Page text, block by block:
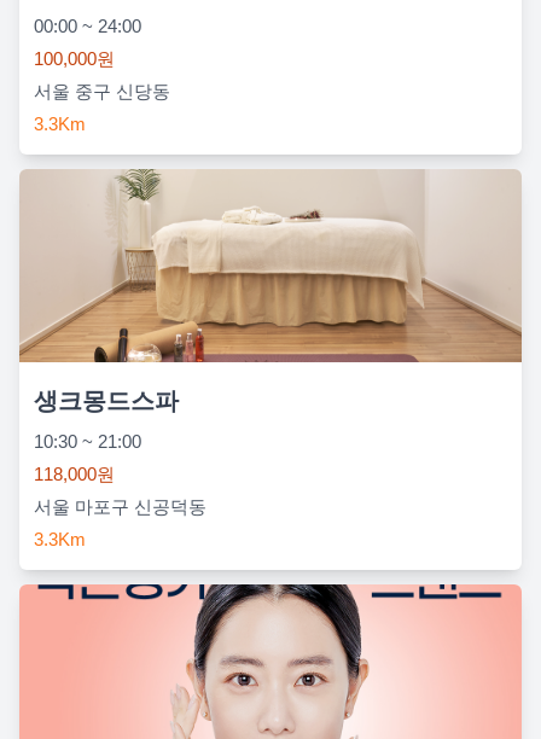
00:00 ~ 24:00
100,000원
서울 중구 신당동
3.3Km
생크몽드스파
10:30 ~ 21:00
118,000원
서울 마포구 신공덕동
3.3Km